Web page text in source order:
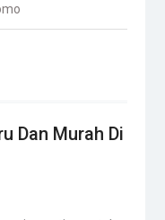
Dan Murah Di